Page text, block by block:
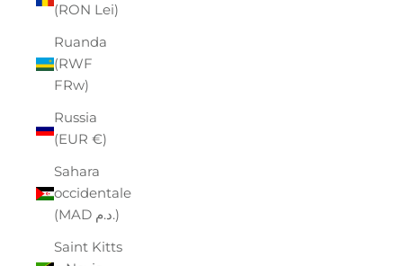
(RON Lei)
Ruanda
(RWF
FRw)
Russia
(EUR €)
Sahara
occidentale
(MAD د.م.)
Saint Kitts